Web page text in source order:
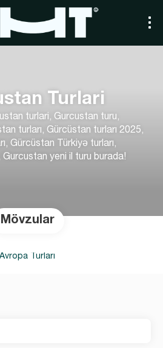
Turlari
turlari, Gurcustan turu,
turları, Gürcüstan turları 2025,
Gürcüstan Türkiyə turları​,
yeni il turu burada!
Mövzular
Avropa Turları